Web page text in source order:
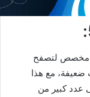
مخصص لتصفح
مع هذا
عدد كبير من